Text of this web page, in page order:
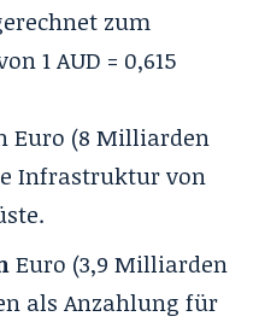
zum
1 AUD = 0,615
Euro (8 Milliarden
Infrastruktur von
Euro (3,9 Milliarden
als Anzahlung für